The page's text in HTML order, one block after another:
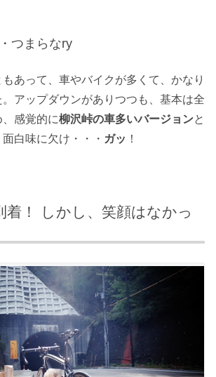
つまらなry
あって、車やバイクが多くて、かなり
アップダウンがありつつも、基本は全
感覚的に柳沢峠の車多いバージョンと
白味に欠け・・・ ガッ ！
着！ しかし、笑顔はなかっ